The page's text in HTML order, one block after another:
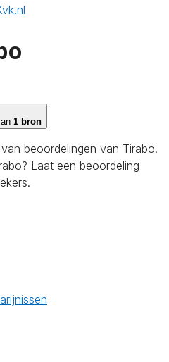
1 bron
beoordelingen van Tirabo.
Laat een beoordeling